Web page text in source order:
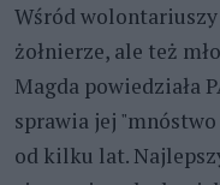
Wśród
żołnierze, ale też
Magda powiedziała
sprawia jej
od kilku lat.